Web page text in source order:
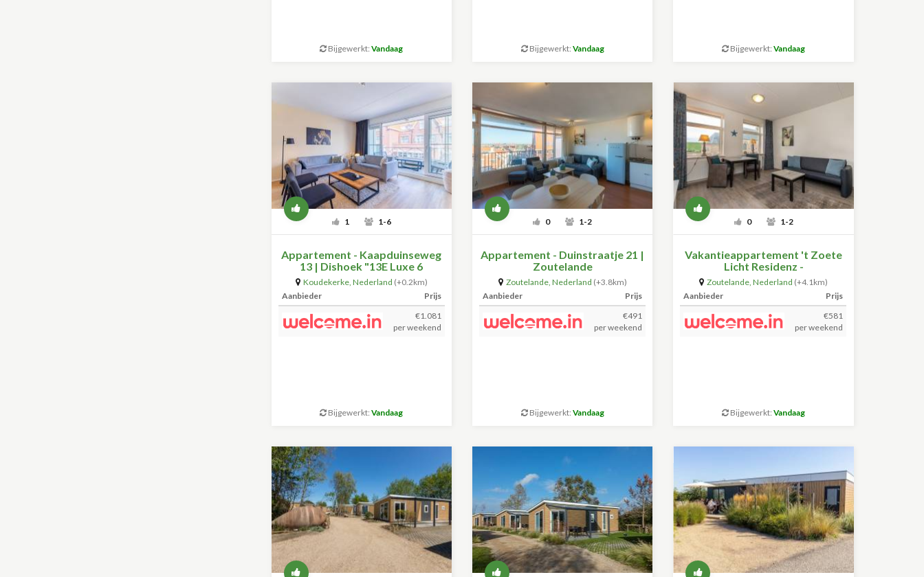
Bijgewerkt:Vandaag Bijgewerkt: Vandaag Bijgewerkt:Vandaag
1 1-6
Appartement - Kaapduinseweg
13 | Dishoek "13E Luxe 6
personen"
Koudekerke, Nederland (+0.2km)
Aanbieder
Prijs
€1.081
per weekend
Bijgewerkt:Vandaag
0 1-2
Appartement - Duinstraatje 21 |
Zoutelande
Zoutelande, Nederland (+3.8km)
Aanbieder
Prijs
€491
per weekend
Bijgewerkt: Vandaag
0 1-2
Vakantieappartement 't Zoete
Licht Residenz -
Willibrordusplein 28 C |
Zoutelande
Zoutelande,Nederland (+4.1km)
Aanbieder
Prijs
€581
per weekend
Bijgewerkt:Vandaag